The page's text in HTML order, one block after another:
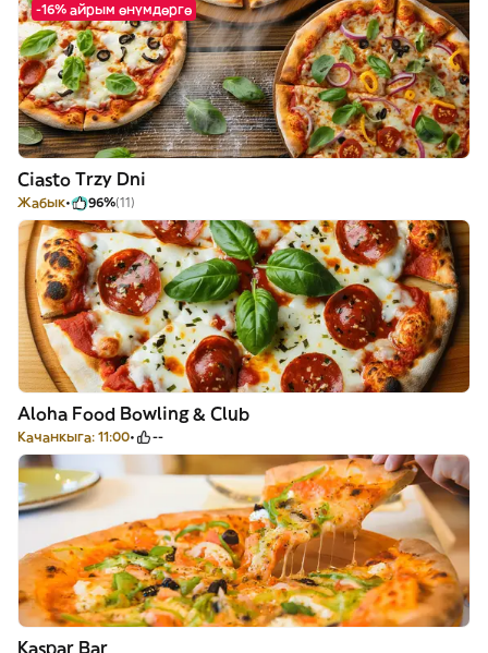
-16% айрым өнүмдөргө
Ciasto Trzy Dni
Жабык 96%(11)
Aloha Food Bowling & Club
Качанкыга: 11:00 --
Kaspar Bar